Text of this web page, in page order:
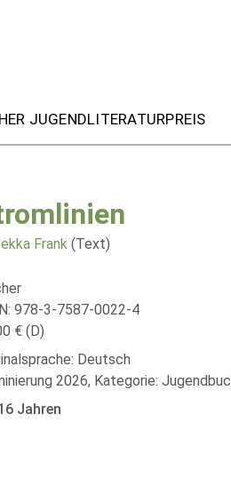
JUGENDLITERATURPREIS
Frank (Text)
978-3-7587-0022-4
€ (D)
Deutsch
2026, Kategorie:
Jahren